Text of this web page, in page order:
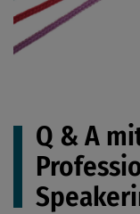
Q & A